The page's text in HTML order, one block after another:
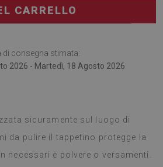
CARRELLO
di consegna stimata:
2026 - Martedì, 18 Agosto 2026
sicuramente sul luogo di
da pulire il tappetino protegge la
necessari e polvere o versamenti.